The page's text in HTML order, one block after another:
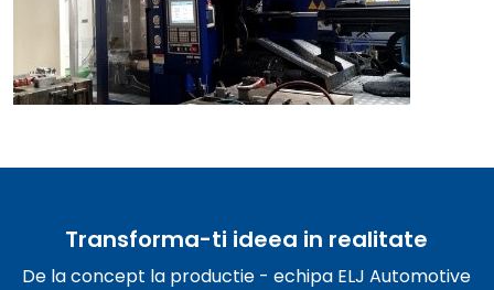
Transforma-ti ideea in realitate
De la concept la productie - echipa ELJ Automotive